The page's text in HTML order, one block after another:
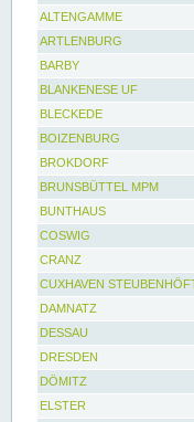
ALTENGAMME
ARTLENBURG
BARBY
BLANKENESE UF
BLECKEDE
BOIZENBURG
BROKDORF
BRUNSBÜTTEL MPM
BUNTHAUS
COSWIG
CRANZ
CUXHAVEN
DAMNATZ
DESSAU
DRESDEN
DÖMITZ
ELSTER